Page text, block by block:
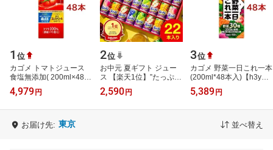
1 位
カゴメ トマトジュース
食塩無添加( 200ml×48本
セット)【トマトジュース
紙】[リコピン トマト
4,979 円
2位
お中元 夏ギフト ジュー
ス 【楽天1位】”たっぷり
22本入りウェルチギフト
” 19%OFF ドリンク詰め
2,590 円
3位
カゴメ 野菜一日これ一本
(200ml*48本入)【h3y】
【q4g】【野菜一日これ
一本 紙】[一日分の野菜
5,389 円
お届け先: 東京 並べ替え